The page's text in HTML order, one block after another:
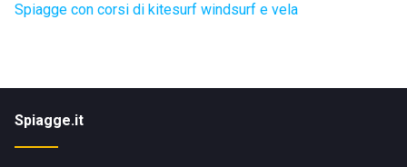
Spiagge con corsi di kitesurf windsurf e vela
Spiagge.it